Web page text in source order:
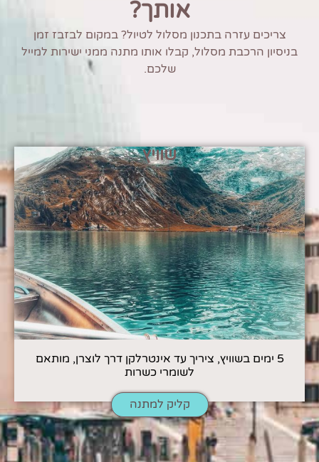
אותך?
צריכים עזרה בתכנון מסלול לטיול? במקום לבזבז זמן
בניסיון הרכבת מסלול, קבלו אותו מתנה ממני ישירות למייל
שלכם.
שוויץ
5 ימים בשוויץ, ציריך עד אינטרלקן דרך לוצרן, מותאם
לשומרי כשרות
קליק למתנה